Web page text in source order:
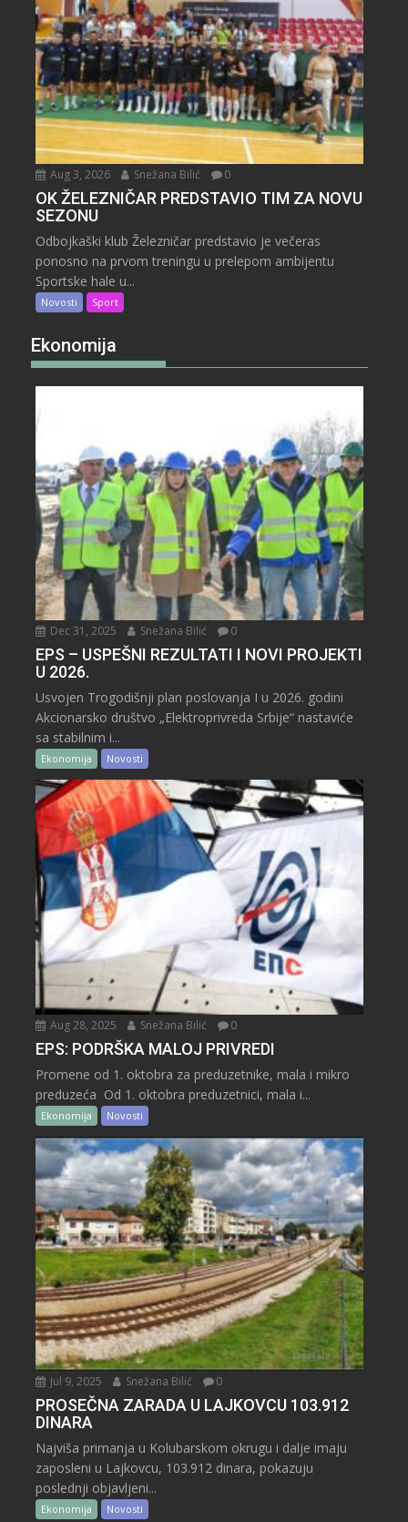
Aug 3, 2026 Snežana Bilić 0
OK ŽELEZNIČAR PREDSTAVIO TIM ZA NOVU
SEZONU
Odbojkaški klub Železničar predstavio je večeras
ponosno na prvom treningu u prelepom ambijentu
Sportske hale u...
Novosti Sport
Ekonomija
Dec 31, 2025 Snežana Bilić 0
EPS – USPEŠNI REZULTATI I NOVI PROJEKTI
U 2026.
Usvojen Trogodišnji plan poslovanja I u 2026. godini
Akcionarsko društvo „Elektroprivreda Srbije“ nastaviće
sa stabilnim i...
Ekonomija Novosti
Aug 28, 2025 Snežana Bilić 0
EPS: PODRŠKA MALOJ PRIVREDI
Promene od 1. oktobra za preduzetnike, mala i mikro
preduzeća Od 1. oktobra preduzetnici, mala i...
Ekonomija Novosti
Jul 9, 2025 Snežana Bilić 0
PROSEČNA ZARADA U LAJKOVCU 103.912
DINARA
Najviša primanja u Kolubarskom okrugu i dalje imaju
zaposleni u Lajkovcu, 103.912 dinara, pokazuju
poslednji objavljeni...
Ekonomija Novosti